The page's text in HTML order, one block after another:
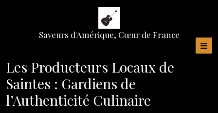
Saveurs d'Amérique, Cœur de France
Les Producteurs Locaux de
Saintes : Gardiens de
l’Authenticité Culinaire